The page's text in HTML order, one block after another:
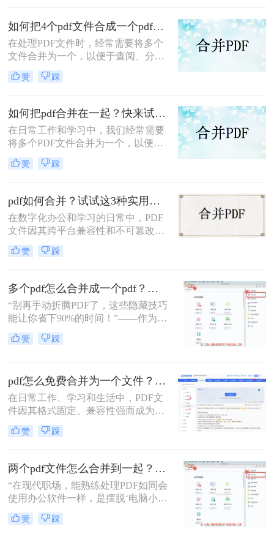
如何把4个pdf文件合成一个pdf？这3种合成方法请务必学会！
在处理PDF文件时，经常需要将多个
文件合并为一个，以便于查阅、分享
或存储。那么如何把4个pdf文件合成
一个pdf呢？本文将介绍三种将4个
赞 踩
如何把pdf合并在一起？快来试试这3种合并方法！
在日常工作和学习中，我们经常需要
将多个PDF文件合并为一个，以便于
查阅和分享。那么如何把pdf合并在一
起呢？本文将介绍三种常用的PDF合
赞 踩
pdf如何合并？试试这3种实用合并方法！
在数字化办公和学习的日常中，PDF
文件因其跨平台兼容性和不可篡改性
而广受欢迎。然而，当需要处理多个
PDF文件时，将它们合并成一个文件
并呢？本文将介绍三种合并PDF文件
的方法。
赞 踩
多个pdf怎么合并成一个pdf？小编亲测高效方法大公开！
“别再手动折腾PDF了，这些隐藏技巧
能让你省下90%的时间！”——作为从
事电脑办公软件测评多年的博主，小
编经常收到读者关于PDF合并的求
方法，帮你解决操作繁琐、安全隐忧
等核心困扰。那么多个pdf怎么合并成
一个pdf呢？本文基于真实测试和数
用技能。
赞 踩
pdf怎么免费合并为一个文件？五种免费合并方法详解！
在日常工作、学习和生活中，PDF文
件因其格式固定、兼容性强而成为文
档交换的主流格式。然而，我们经常
遇到需要将多个PDF文件合并为一个
提交组合文档。虽然市面上有众多付
费软件提供PDF编辑功能，但免费方
案同样能高效完成任务。那么pdf怎么
免费合并为一个文件呢？本文将系统
介绍五种免费合并PDF文件的方法，
涵盖在线工具、桌面软件、命令行及
赞 踩
两个pdf文件怎么合并到一起？3分钟教会你5种专业方法，最后一招绝了！
“在现代职场，能熟练处理PDF如同会
使用办公软件一样，是摆脱‘电脑小
白’标签、提升个人效率的隐形核心竞
争力。”——小编“领导刚把项目合同
赞 踩